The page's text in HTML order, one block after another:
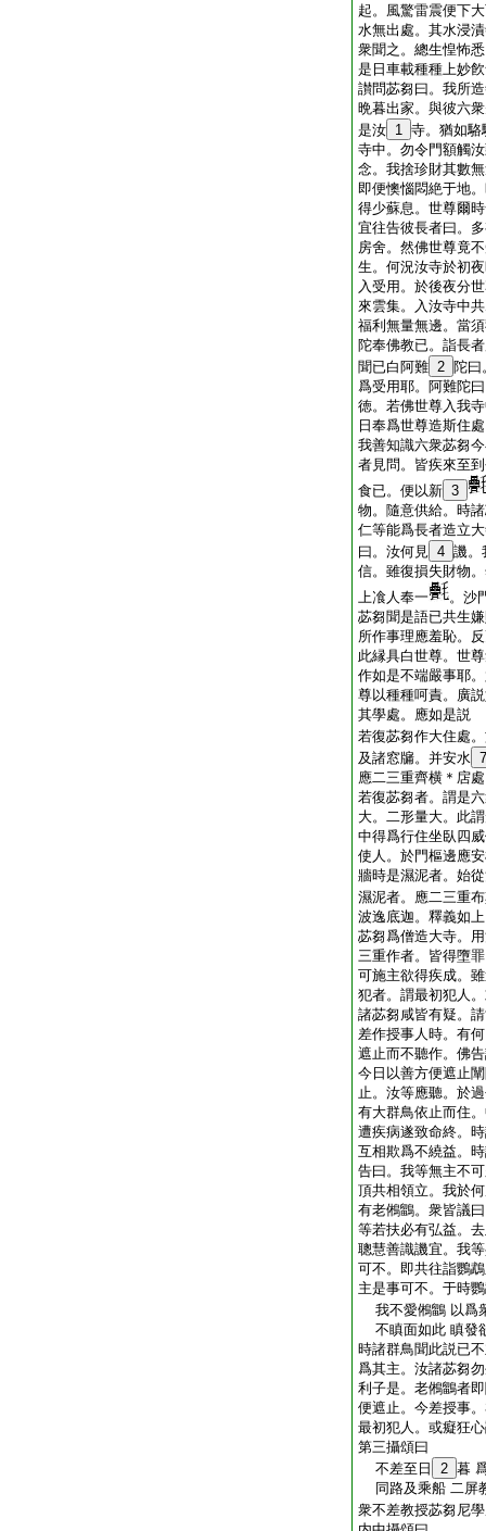
起。風驚雷震便下
水無出處。其水浸
衆聞之。總生惶怖
是日車載種種上妙
讃問苾芻曰。我所
晩暮出家。與彼六
是汝 1 寺。猶如駱
寺中。勿令門額觸
念。我捨珍財其數
即便懊惱悶絶于地
得少蘇息。世尊爾
宜往告彼長者曰。
房舍。然佛世尊竟
生。何況汝寺於初
入受用。於後夜分
來雲集。入汝寺中
福利無量無邊。當
陀奉佛教已。詣長
聞已白阿難 2 陀曰
爲受用耶。阿難陀
徳。若佛世尊入我
日奉爲世尊造斯住
我善知識六衆苾芻
者見問。皆疾來至
食已。便以新 3
物。隨意供給。時
仁等能爲長者造立
曰。汝何見 4 譏。
信。雖復損失財物
上飡人奉一
。沙
苾芻聞是語已共生
所作事理應羞恥。
此縁具白世尊。世
作如是不端嚴事耶
尊以種種呵責。廣
其學處。應如是説
若復苾芻作大住處
及諸窓牖。并安水 7
應二三重齊横＊扂
若復苾芻者。謂是
大。二形量大。此
中得爲行住坐臥四
使人。於門樞邊應
牆時是濕泥者。始
濕泥者。應二三重
波逸底迦。釋義如
苾芻爲僧造大寺。
三重作者。皆得墮
可施主欲得疾成。
犯者。謂最初犯人
諸苾芻咸皆有疑。
差作授事人時。有
遮止而不聽作。佛
今日以善方便遮止
止。汝等應聽。於
有大群鳥依止而住
遭疾病遂致命終。
互相欺爲不繞益。
告曰。我等無主不
頂共相領立。我於
有老鵂鶹。衆皆議
等若扶必有弘益。
聰慧善識譏宜。我
可不。即共往詣鸚
主是事可不。于時
我不愛鵂鶹 以爲
不瞋面如此 瞋發
時諸群鳥聞此説已
爲其主。汝諸苾芻
利子是。老鵂鶹者
便遮止。今差授事
最初犯人。或癡狂
第三攝頌曰
不差至日
2 暮
同路及乘船 二屏
衆不差教授苾芻尼